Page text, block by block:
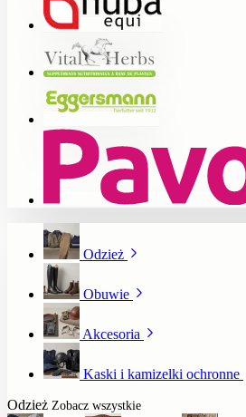
Odzież
Obuwie
Akcesoria
Kaski i kamizelki ochronne
Odzież Zobacz wszystkie